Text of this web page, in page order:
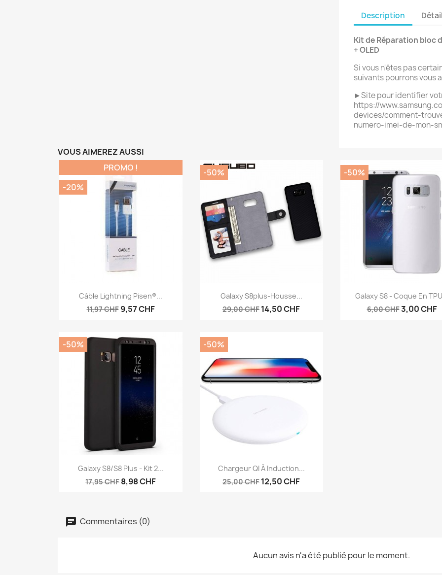
Description
Kit de Réparation bloc
+ OLED
Si vous n'êtes pas
suivants pourrons vous
►Site pour identifier
https://
devices/comment-
numero-imei-de-mon-
VOUS AIMEREZ AUSSI
 Aperçu rapide
Câble Lightning Pisen®...
11,97 CHF 9,57 CHF
PROMO !
-20%
Aperçu rapide
Galaxy S8plus-Housse...
29,00 CHF 14,50 CHF
-50%
Aperçu rapide
Galaxy S8 - Coque En
6,00 CHF3,00 CHF
-50%
Aperçu rapide
Galaxy S8/S8 Plus - Kit 2...
17,95 CHF 8,98 CHF
-50%
Aperçu rapide
Chargeur QI À Induction...
25,00 CHF 12,50 CHF
-50%
Commentaires (0)
Aucun avis n'a été publié pour le moment.